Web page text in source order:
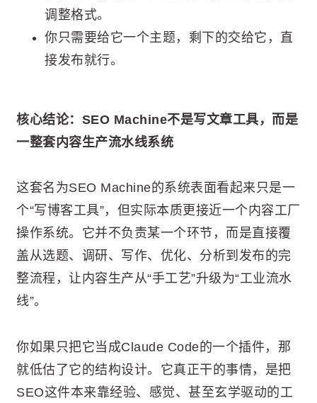
调整格式。
你只需要给它一个主题，剩下的交给它，直
接发布就行。
核心结论：SEO Machine不是写文章工具，而是
一整套内容生产流水线系统
这套名为SEO Machine的系统表面看起来只是一
个“写博客工具”，但实际本质更接近一个内容工厂
操作系统。它并不负责某一个环节，而是直接覆
盖从选题、调研、写作、优化、分析到发布的完
整流程，让内容生产从“手工艺”升级为“工业流水
线”。
你如果只把它当成Claude Code的一个插件，那
就低估了它的结构设计。它真正干的事情，是把
SEO这件本来靠经验、感觉、甚至玄学驱动的工